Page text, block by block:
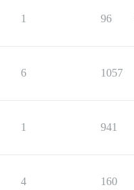
1 96
6 1057
1 941
4 160